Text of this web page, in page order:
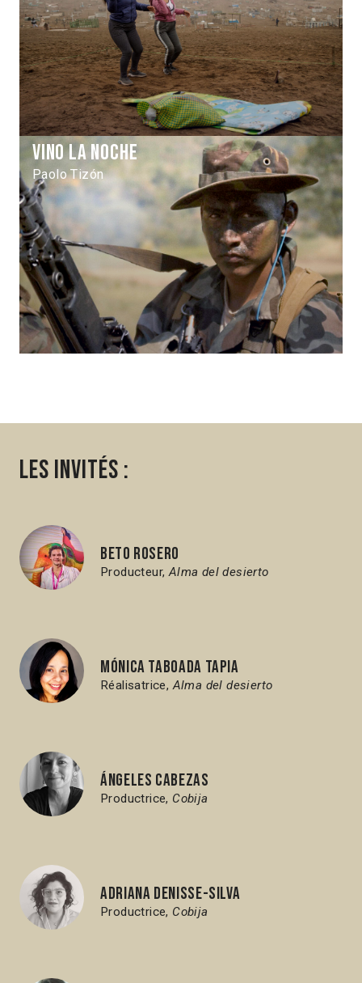
Vino la noche
Paolo Tizón
Les invités :
Beto Rosero
Producteur,Alma del desierto
Mónica Taboada Tapia
Réalisatrice,Alma del desierto
Ángeles Cabezas
Productrice, Cobija
Adriana Denisse-Silva
Productrice, Cobija